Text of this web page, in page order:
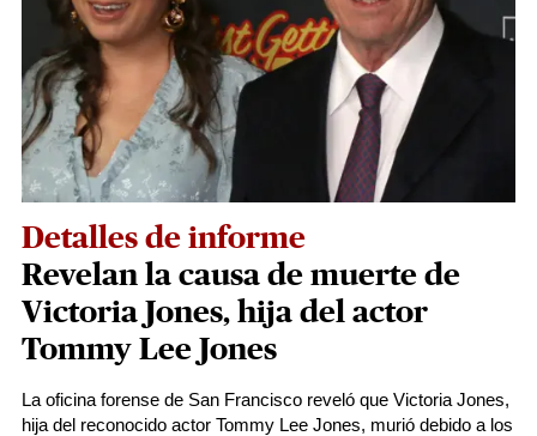
Detalles de informe
Revelan la causa de muerte de
Victoria Jones, hija del actor
Tommy Lee Jones
La oficina forense de San Francisco reveló que Victoria Jones,
hija del reconocido actor Tommy Lee Jones, murió debido a los